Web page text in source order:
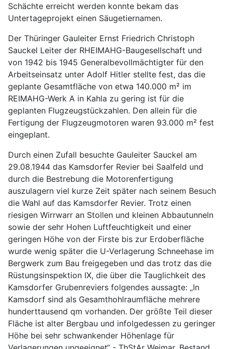
Schächte erreicht werden konnte bekam das
Untertageprojekt einen Säugetiernamen.
Der Thüringer Gauleiter Ernst Friedrich Christoph
Sauckel Leiter der RHEIMAHG-Baugesellschaft und
von 1942 bis 1945 Generalbevollmächtigter für den
Arbeitseinsatz unter Adolf Hitler stellte fest, das die
geplante Gesamtfläche von etwa 140.000 m² im
REIMAHG-Werk A in Kahla zu gering ist für die
geplanten Flugzeugstückzahlen. Den allein für die
Fertigung der Flugzeugmotoren waren 93.000 m² fest
eingeplant.
Durch einen Zufall besuchte Gauleiter Sauckel am
29.08.1944 das Kamsdorfer Revier bei Saalfeld und
durch die Bestrebung die Motorenfertigung
auszulagern viel kurze Zeit später nach seinem Besuch
die Wahl auf das Kamsdorfer Revier. Trotz einen
riesigen Wirrwarr an Stollen und kleinen Abbautunneln
sowie der sehr Hohen Luftfeuchtigkeit und einer
geringen Höhe von der Firste bis zur Erdoberfläche
wurde wenig später die U-Verlagerung Schneehase im
Bergwerk zum Bau freigegeben und das trotz das die
Rüstungsinspektion IX, die über die Tauglichkeit des
Kamsdorfer Grubenreviers folgendes aussagte: „In
Kamsdorf sind als Gesamthohlraumfläche mehrere
hunderttausend qm vorhanden. Der größte Teil dieser
Fläche ist alter Bergbau und infolgedessen zu geringer
Höhe bei sehr schwankender Höhenlage für